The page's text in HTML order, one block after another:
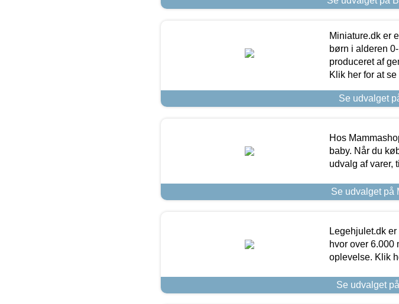
Miniature.dk er
børn i alderen
produceret af
Klik her for at
Se udvalget
Hos
baby. Når du
udvalg af varer,
Se udvalget på
Legehjulet.dk
hvor over 6.000
oplevelse. Klik
Se udvalget